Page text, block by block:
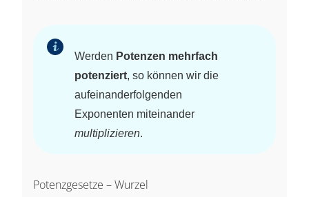
\cdot
\left( 3
\cdot 3
\left( 3
Werden Potenzen mehrfach
potenziert, so können wir die
aufeinanderfolgenden
Exponenten miteinander
multiplizieren.
Potenzgesetze – Wurzel